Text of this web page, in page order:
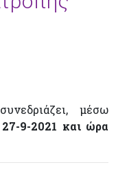
μέσω
9-2021 και ώρα